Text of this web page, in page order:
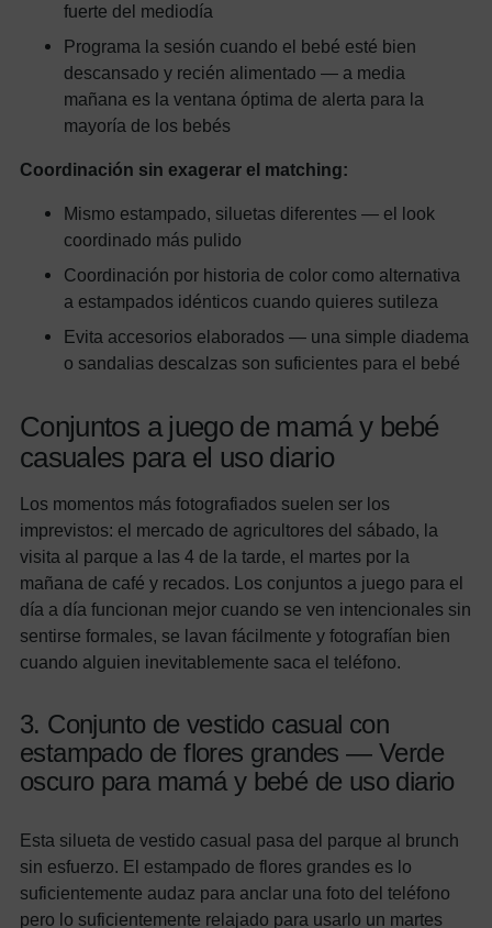
fuerte del mediodía
Programa la sesión cuando el bebé esté bien
descansado y recién alimentado — a media
mañana es la ventana óptima de alerta para la
mayoría de los bebés
Coordinación sin exagerar el matching:
Mismo estampado, siluetas diferentes — el look
coordinado más pulido
Coordinación por historia de color como alternativa
a estampados idénticos cuando quieres sutileza
Evita accesorios elaborados — una simple diadema
o sandalias descalzas son suficientes para el bebé
Conjuntos a juego de mamá y bebé
casuales para el uso diario
Los momentos más fotografiados suelen ser los
imprevistos: el mercado de agricultores del sábado, la
visita al parque a las 4 de la tarde, el martes por la
mañana de café y recados. Los conjuntos a juego para el
día a día funcionan mejor cuando se ven intencionales sin
sentirse formales, se lavan fácilmente y fotografían bien
cuando alguien inevitablemente saca el teléfono.
3. Conjunto de vestido casual con
estampado de flores grandes — Verde
oscuro para mamá y bebé de uso diario
Esta silueta de vestido casual pasa del parque al brunch
sin esfuerzo. El estampado de flores grandes es lo
suficientemente audaz para anclar una foto del teléfono
pero lo suficientemente relajado para usarlo un martes